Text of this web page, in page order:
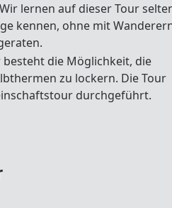
lernen auf dieser Tour
kennen, ohne mit
besteht die Möglichkeit, die
zu lockern. Die Tour
durchgeführt.